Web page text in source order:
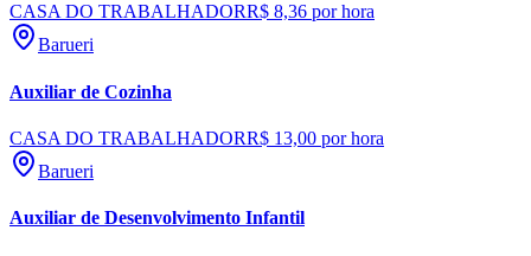
CASA DO TRABALHADORR$ 8,36 por hora
Barueri
Auxiliar de Cozinha
CASA DO TRABALHADORR$ 13,00 por hora
Barueri
Auxiliar de Desenvolvimento Infantil